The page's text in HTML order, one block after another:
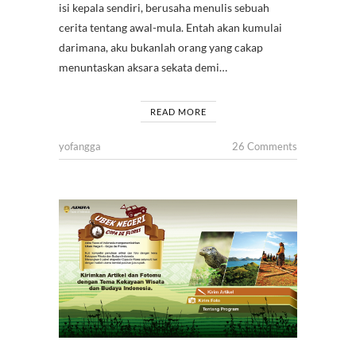
isi kepala sendiri, berusaha menulis sebuah
cerita tentang awal-mula. Entah akan kumulai
darimana, aku bukanlah orang yang cakap
menuntaskan aksara sekata demi…
READ MORE
yofangga 26 Comments